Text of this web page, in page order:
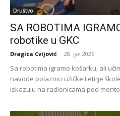
Društvo
SA ROBOTIMA
robotike u GKC
Dragica Cvijović - 28. јул 2026.
Sa robotima igramo košarku, ali
navode polaznici užičke Letnje
iskazuju na radionicama pod